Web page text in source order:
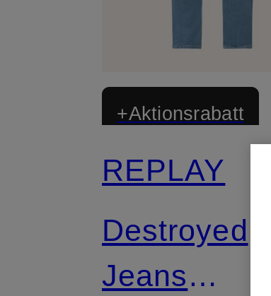
+Aktionsrabatt
REPLAY
Destroyed
Jeans